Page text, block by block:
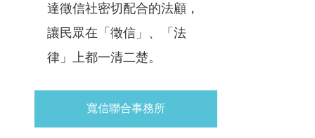
達徵信社密切配合的法顧，
讓民眾在「徵信」、「法
律」上都一清二楚。
寬信聯合事務所